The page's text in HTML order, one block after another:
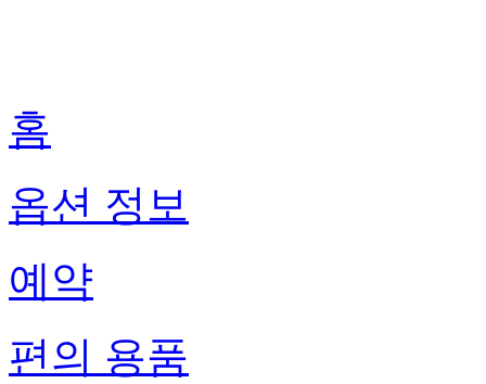
홈
옵션 정보
예약
편의 용품